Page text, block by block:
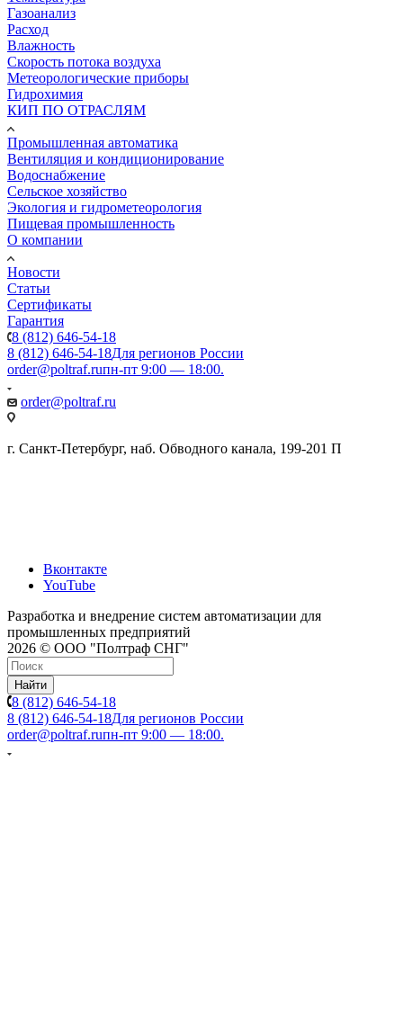
Газоанализ
Расход
Влажность
Скорость потока воздуха
Метеорологические приборы
Гидрохимия
КИП ПО ОТРАСЛЯМ
Промышленная автоматика
Вентиляция и кондиционирование
Водоснабжение
Сельское хозяйство
Экология и гидрометеорология
Пищевая промышленность
О компании
Новости
Статьи
Сертификаты
Гарантия
8 (812) 646-54-18
8 (812) 646-54-18Для регионов России
order@poltraf.ruпн-пт 9:00 — 18:00.
order@poltraf.ru
г. Санкт-Петербург, наб. Обводного канала, 199-201 П
Вконтакте
YouTube
Разработка и внедрение систем автоматизации для
промышленных предприятий
2026 © ООО "Полтраф СНГ"
Найти
8 (812) 646-54-18
8 (812) 646-54-18Для регионов России
order@poltraf.ruпн-пт 9:00 — 18:00.